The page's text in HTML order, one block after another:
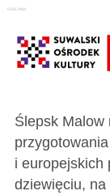
Ślepsk Malow
i europejskich
dziewięciu, na